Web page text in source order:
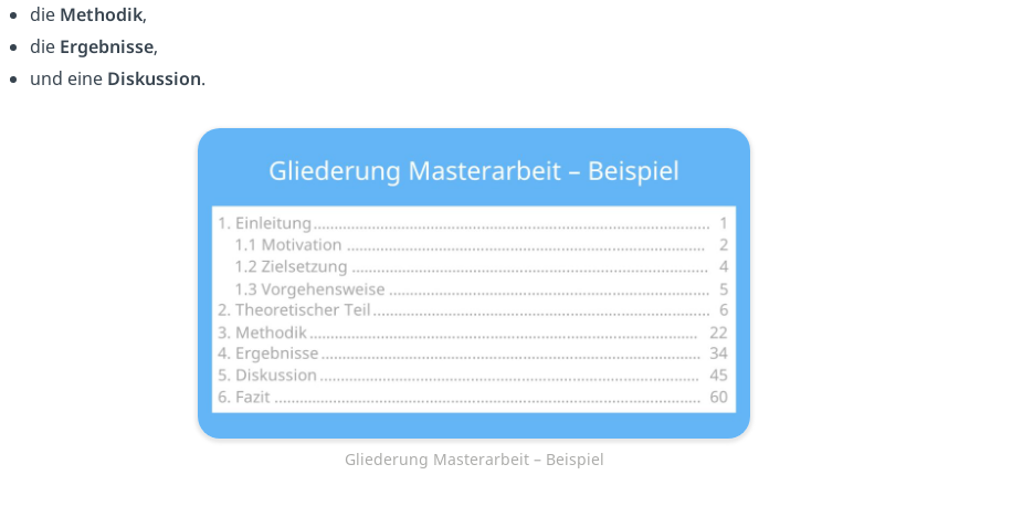
die Methodik,
die Ergebnisse,
und eine Diskussion.
Gliederung Masterarbeit – Beispiel